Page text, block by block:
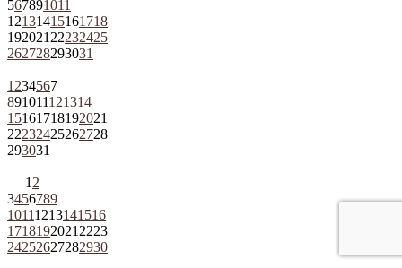
567891011
12131415161718
192021 22232425
262728293031
1 234567
891011121314
15161718192021
22232425262728
293031
1 2
3456789
10111213141516
1718192021 2223
24252627282930